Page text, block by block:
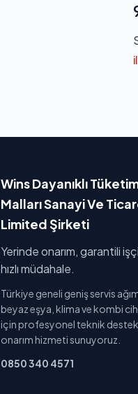
Wins Dayanıklı
Malları Sanayi Ve
Limited Şirketi
Yerinde onarım, garantili
hızlı müdahale.
Türkiye geneli geniş servis
beyaz eşya, klima ve kombi
için profesyonel teknik
onarım hizmeti sunuyoruz.
0850 340 4571